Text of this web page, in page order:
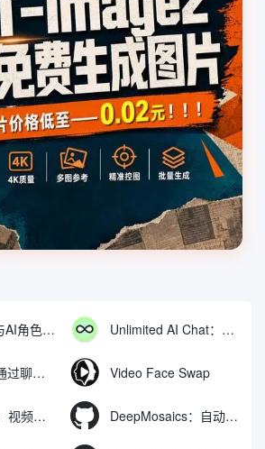
PolyBuzz：与AI角色互动的免费聊天与角色扮演平台 Unlimited AI Chat：免费无限制的AI聊天工具
RoboNeo：通过聊天生成和编辑视频与图像的AI工具 Video Face Swap
FaceFusion：视频换脸增强工具|语音同步视频嘴型动作 DeepMosaics：自动去除图像和视频中的马赛克，或向其添加马赛克